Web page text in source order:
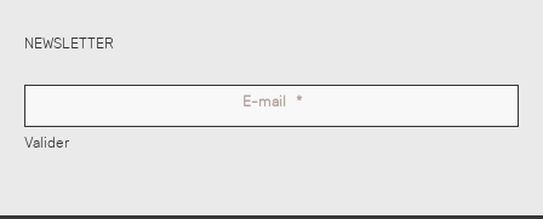
NEWSLETTER
E-mail *
Valider